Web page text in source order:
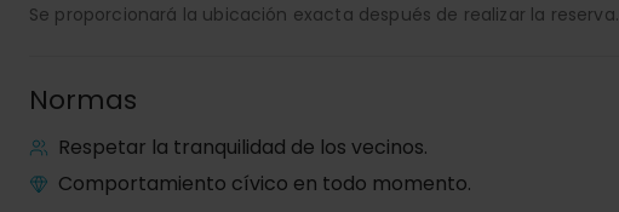
Se proporcionará la ubicación exacta después de realizar la reserva.
Normas
Respetar la tranquilidad de los vecinos.
Comportamiento cívico en todo momento.